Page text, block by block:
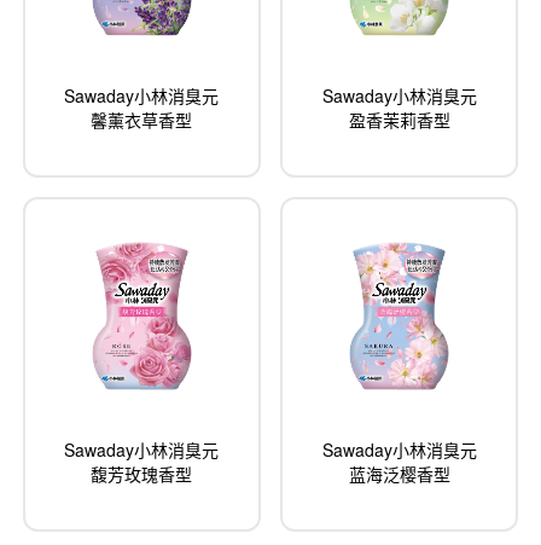
Sawaday小林消臭元
馨薰衣草香型
Sawaday小林消臭元
盈香茉莉香型
Sawaday小林消臭元
馥芳玫瑰香型
Sawaday小林消臭元
蓝海泛樱香型